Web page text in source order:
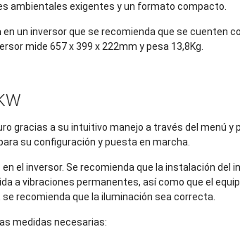
ambientales exigentes y un formato compacto.
un inversor que se recomienda que se cuenten
mide 657 x 399 x 222mm y pesa 13,8Kg.
gracias a su intuitivo manejo a través del menú
su configuración y puesta en marcha.
el inversor. Se recomienda que la instalación del
a vibraciones permanentes, así como que el
recomienda que la iluminación sea correcta.
medidas necesarias: